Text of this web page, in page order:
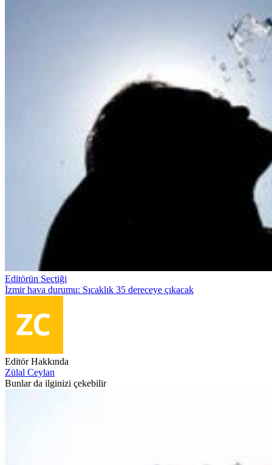
Editörün Seçtiği
İzmir hava durumu: Sıcaklık 35 dereceye çıkacak
Editör Hakkında
Zülal Ceylan
Bunlar da ilginizi çekebilir